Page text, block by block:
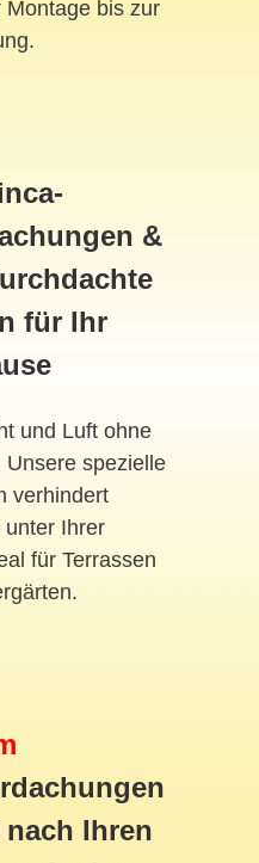
Montage bis zur
&
für Ihr
und Luft ohne
spezielle
verhindert
Ihrer
für Terrassen
Ihren